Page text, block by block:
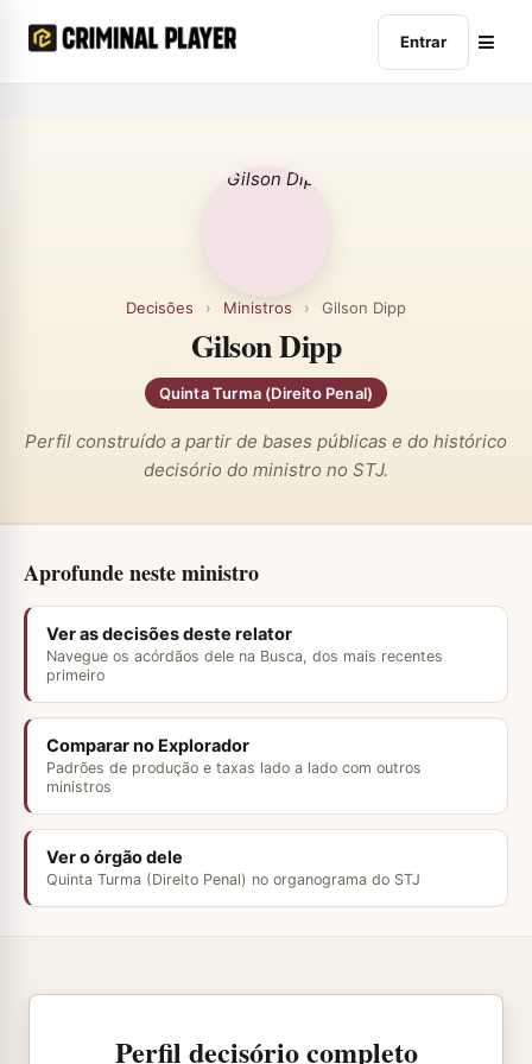
Entrar
Decisões › Ministros › Gilson Dipp
Gilson Dipp
Quinta Turma (Direito Penal)
Perfil construído a partir de bases públicas e do histórico
decisório do ministro no STJ.
Aprofunde neste ministro
Ver as decisões deste relator
Navegue os acórdãos dele na Busca, dos mais recentes
primeiro
Comparar no Explorador
Padrões de produção e taxas lado a lado com outros
ministros
Ver o órgão dele
Quinta Turma (Direito Penal) no organograma do STJ
Perfil decisório completo